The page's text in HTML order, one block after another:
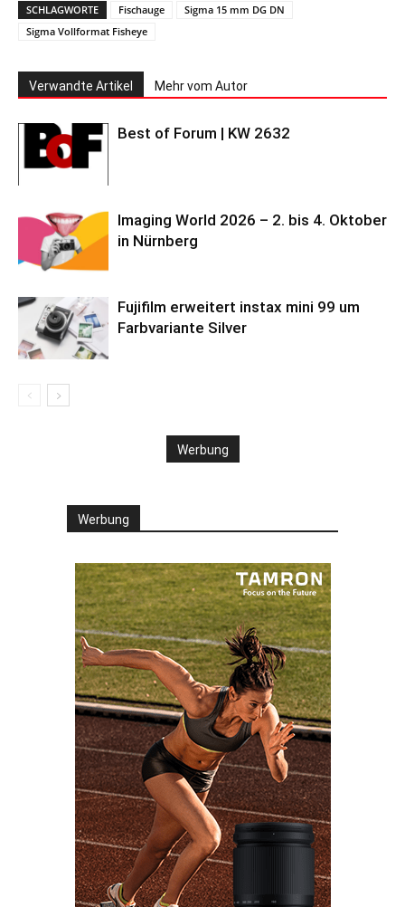
SCHLAGWORTE Fischauge
Sigma 15 mm DG DN
Sigma Vollformat Fisheye
Verwandte Artikel Mehr vom Autor
Best of Forum | KW 2632
Imaging World 2026 – 2. bis 4. Oktober
in Nürnberg
Fujifilm erweitert instax mini 99 um
Farbvariante Silver
Werbung
Werbung